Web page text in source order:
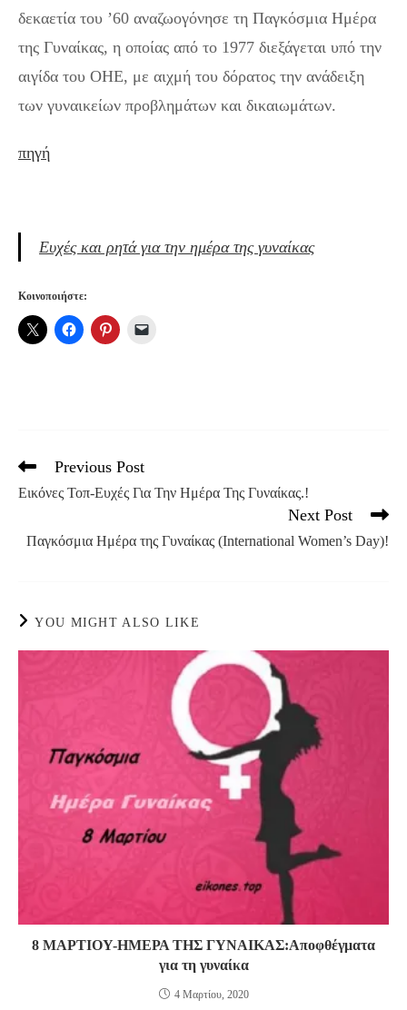
δεκαετία του ’60 αναζωογόνησε τη Παγκόσμια Ημέρα
της Γυναίκας, η οποίας από το 1977 διεξάγεται υπό την
αιγίδα του ΟΗΕ, με αιχμή του δόρατος την ανάδειξη
των γυναικείων προβλημάτων και δικαιωμάτων.
πηγή
Ευχές και ρητά για την ημέρα της γυναίκας
Κοινοποιήστε:
Read
articles
Previous Post
Εικόνες Τοπ-Ευχές Για Την Ημέρα Της Γυναίκας.!
Next Post
Παγκόσμια Ημέρα της Γυναίκας (International Women’s Day)!
YOU MIGHT ALSO LIKE
8 ΜΑΡΤΙΟΥ-ΗΜΕΡΑ ΤΗΣ ΓΥΝΑΙΚΑΣ:Αποφθέγματα
για τη γυναίκα
4 Μαρτίου, 2020